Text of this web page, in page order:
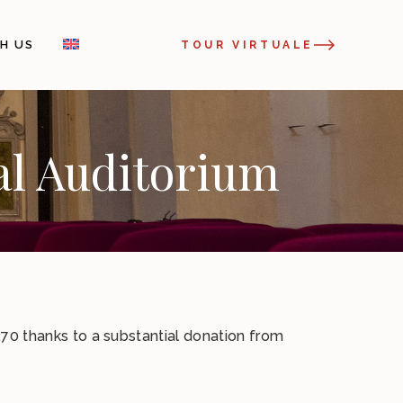
US TOUR VIRTUALE
Auditorium
thanks to a substantial donation from